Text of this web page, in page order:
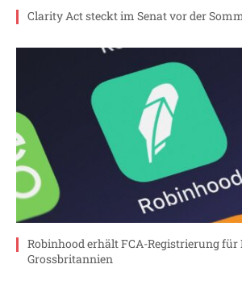
Clarity Act steckt im Senat vor der
Robinhood erhält FCA-Registrierung
Grossbritannien